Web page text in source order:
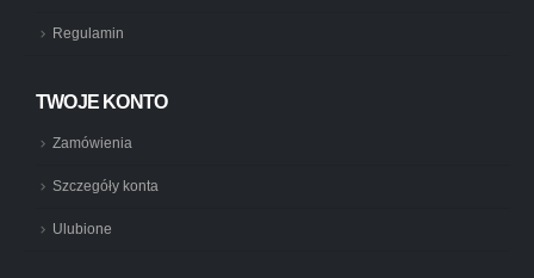
Regulamin
TWOJE KONTO
Zamówienia
Szczegóły konta
Ulubione